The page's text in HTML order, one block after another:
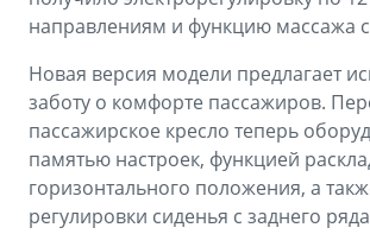
направлениям и функцию массажа
Новая версия модели предлагает
заботу о комфорте пассажиров.
пассажирское кресло теперь
памятью настроек, функцией
горизонтального положения, а
регулировки сиденья с заднего